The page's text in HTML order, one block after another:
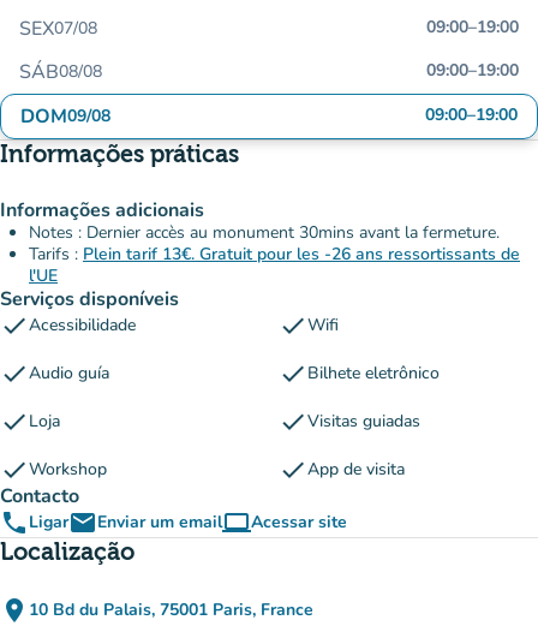
SEX07/08 09:00–19:00
SÁB08/08 09:00–19:00
DOM09/08 09:00–19:00
Informações práticas
Informações adicionais
Notes : Dernier accès au monument 30mins avant la fermeture.
Tarifs : Plein tarif 13€. Gratuit pour les -26 ans ressortissants de
l'UE
Serviços disponíveis
checkAcessibilidade checkWifi
checkAudio guía check Bilhete eletrônico
check Loja checkVisitas guiadas
checkWorkshop checkApp de visita
Contacto
phone LigaremailEnviar um emailcomputerAcessar site
(novo separador)
Localização
place 10 Bd du Palais, 75001 Paris, France
(abrir no Google Maps)
(novo separador)